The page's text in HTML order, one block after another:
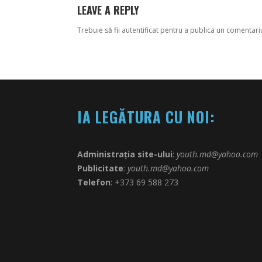
LEAVE A REPLY
Trebuie să fii autentificat pentru a publica un
IA LEGĂTURA CU NOI:
Administrația site-ului: youth.md@yahoo.com
Publicitate: youth.md@yahoo.com
Telefon: +373 69 588 273